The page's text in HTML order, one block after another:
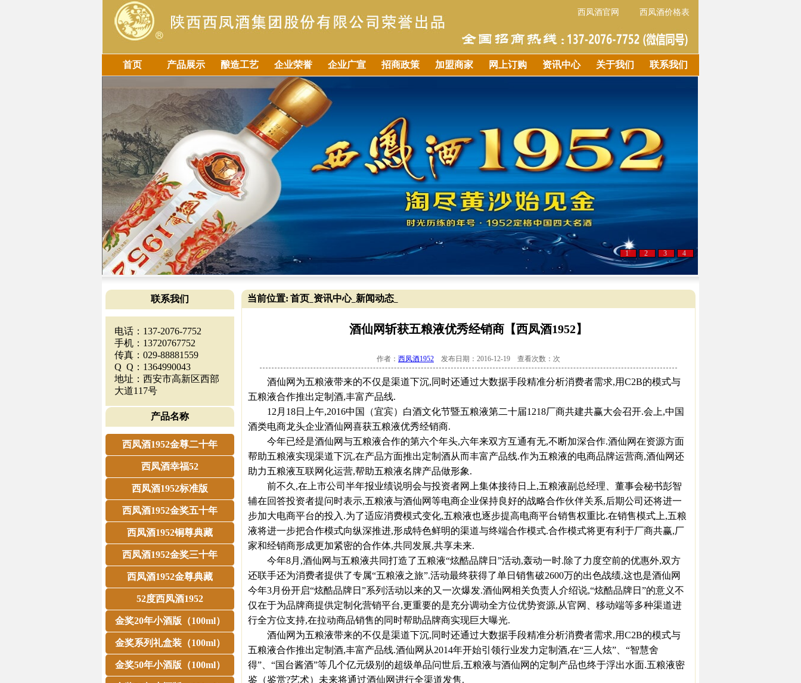
西凤酒官网 西凤酒价格表
首页 产品展示 酿造工艺 企业荣誉 企业广宣 招商政策 加盟商家 网上订购 资讯中心 关于我们 联系我们
1 2 3 4
联系我们
电话：137-2076-7752
手机：13720767752
传真：029-88881559
Q Q：1364990043
地址：西安市高新区西部
大道117号
产品名称
西凤酒1952金尊二十年
西凤酒幸福52
西凤酒1952标准版
西凤酒1952金奖五十年
西凤酒1952铜尊典藏
西凤酒1952金奖三十年
西凤酒1952金尊典藏
52度西凤酒1952
金奖20年小酒版（100ml）
金奖系列礼盒装（100ml）
金奖50年小酒版（100ml）
当前位置: 首页 资讯中心_ 新闻动态
酒仙网斩获五粮液优秀经销商【西凤酒1952】
作者： 西凤酒1952 发布日期：2016-12-19 查看次数： 次
酒仙网为五粮液带来的不仅是渠道下沉,同时还通过大数据手段精准分析消费者需求,用C2B的模式与
五粮液合作推出定制酒,丰富产品线.
12月18日上午,2016中国（宜宾）白酒文化节暨五粮液第二十届1218厂商共建共赢大会召开.会上,中国
酒类电商龙头企业酒仙网喜获五粮液优秀经销商.
今年已经是酒仙网与五粮液合作的第六个年头,六年来双方互通有无,不断加深合作.酒仙网在资源方面
帮助五粮液实现渠道下沉,在产品方面推出定制酒从而丰富产品线.作为五粮液的电商品牌运营商,酒仙网还
助力五粮液互联网化运营,帮助五粮液名牌产品做形象.
前不久,在上市公司半年报业绩说明会与投资者网上集体接待日上,五粮液副总经理、董事会秘书彭智
辅在回答投资者提问时表示,五粮液与酒仙网等电商企业保持良好的战略合作伙伴关系,后期公司还将进一
步加大电商平台的投入.为了适应消费模式变化,五粮液也逐步提高电商平台销售权重比.在销售模式上,五粮
液将进一步把合作模式向纵深推进,形成特色鲜明的渠道与终端合作模式.合作模式将更有利于厂商共赢,厂
家和经销商形成更加紧密的合作体,共同发展,共享未来.
今年8月,酒仙网与五粮液共同打造了五粮液“炫酷品牌日”活动,轰动一时.除了力度空前的优惠外,双方
还联手还为消费者提供了专属“五粮液之旅”.活动最终获得了单日销售破2600万的出色战绩,这也是酒仙网
今年3月份开启“炫酷品牌日”系列活动以来的又一次爆发.酒仙网相关负责人介绍说,“炫酷品牌日”的意义不
仅在于为品牌商提供定制化营销平台,更重要的是充分调动全方位优势资源,从官网、移动端等多种渠道进
行全方位支持,在拉动商品销售的同时帮助品牌商实现巨大曝光.
酒仙网为五粮液带来的不仅是渠道下沉,同时还通过大数据手段精准分析消费者需求,用C2B的模式与
五粮液合作推出定制酒,丰富产品线.酒仙网从2014年开始引领行业发力定制酒,在“三人炫”、“智慧舍
得”、“国台酱酒”等几个亿元级别的超级单品问世后,五粮液与酒仙网的定制产品也终于浮出水面.五粮液密
鉴（鉴赏?艺术）未来将通过酒仙网进行全渠道发售.